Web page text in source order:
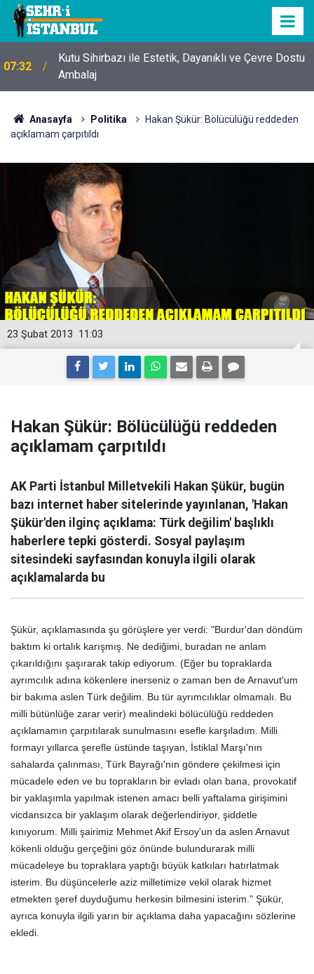
07:32
Kutu Sihirbazı ile Estetik, Dayanıklı ve Çevre Dostu
Ambalaj
Anasayfa Politika
Hakan Şükür: Bölücülüğü reddeden
açıklamam çarpıtıldı
11:03
23 Şubat 2013
Hakan Şükür: Bölücülüğü reddeden
açıklamam çarpıtıldı
AK Parti İstanbul Milletvekili Hakan Şükür, bugün
bazı internet haber sitelerinde yayınlanan, 'Hakan
Şükür'den ilginç açıklama: Türk değilim' başlıklı
haberlere tepki gösterdi. Sosyal paylaşım
sitesindeki sayfasından konuyla ilgili olarak
açıklamalarda bu
Şükür, açıklamasında şu görüşlere yer verdi: "Burdur'dan döndüm
baktım ki ortalık karışmış. Ne dediğimi, buradan ne anlam
çıkarıldığını şaşırarak takip ediyorum. (Eğer bu topraklarda
ayrımcılık adına kökenlere inerseniz o zaman ben de Arnavut'um
bir bakıma aslen Türk değilim. Bu tür ayrımcılıklar olmamalı. Bu
milli bütünlüğe zarar verir) mealindeki bölücülüğü reddeden
açıklamamın çarpıtılarak sunulmasını esefle karşıladım. Milli
formayı yıllarca şerefle üstünde taşıyan, İstiklal Marşı'nın
sahalarda çalınması, Türk Bayrağı'nın göndere çekilmesi için
mücadele eden ve bu toprakların bir evladı olan bana, provokatif
bir yaklaşımla yapılmak istenen amacı belli yaftalama girişimini
vicdansızca bir yaklaşım olarak değerlendiriyor, şiddetle
kınıyorum. Milli şairimiz Mehmet Akif Ersoy'un da aslen Arnavut
kökenli olduğu gerçeğini göz önünde bulundurarak milli
mücadeleye bu topraklara yaptığı büyük katkıları hatırlatmak
isterim. Bu düşüncelerle aziz milletimize vekil olarak hizmet
etmekten şeref duyduğumu herkesin bilmesini isterim." Şükür,
ayrıca konuyla ilgili yarın bir açıklama daha yapacağını sözlerine
ekledi.